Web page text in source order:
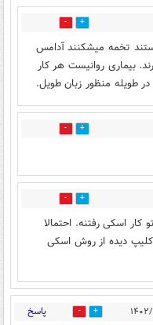
3
تخمه میشکنند آدامس
بیماری روانیست هر کار
طویله منظور زبان طویل.
0
1
کار اسکی رفتنه. احتمالا
کلیپ دیده از روش اسکی
3 پاسخ